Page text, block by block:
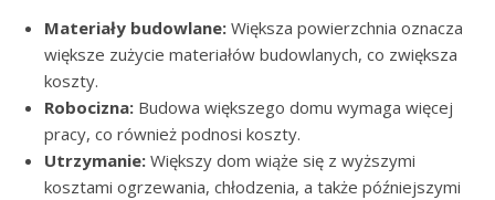
Materiały budowlane: Większa powierzchnia oznacza
większe zużycie materiałów budowlanych, co zwiększa
koszty.
Robocizna: Budowa większego domu wymaga więcej
pracy, co również podnosi koszty.
Utrzymanie: Większy dom wiąże się z wyższymi
kosztami ogrzewania, chłodzenia, a także późniejszymi